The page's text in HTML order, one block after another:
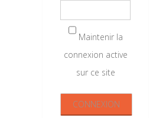
Maintenir la
connexion active
sur ce site